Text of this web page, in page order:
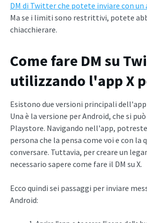
DM di Twitter che potete inviare con
Ma se i limiti sono restrittivi, potete
chiacchierare.
Come fare DM su
utilizzando l'app X
Esistono due versioni principali
Una è la versione per Android, che si
Playstore. Navigando nell'app,
persona che la pensa come voi e con la
conversare. Tuttavia, per creare un
necessario sapere come fare il DM su X.
Ecco quindi sei passaggi per inviare
Android: